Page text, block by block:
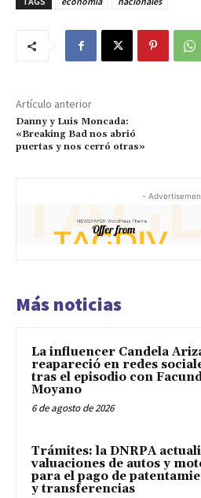
Artículo anterior
Danny y Luis Moncada:
«Breaking Bad nos abrió
puertas y nos cerró otras»
-
Más noticias
La influencer Candela
reapareció en redes
tras el episodio con
Moyano
6 de agosto de 2026
Trámites: la DNRPA
valuaciones de autos y
para el pago de
y transferencias